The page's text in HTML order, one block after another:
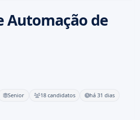
Automação de
Senior 18 candidatos há 31 dias